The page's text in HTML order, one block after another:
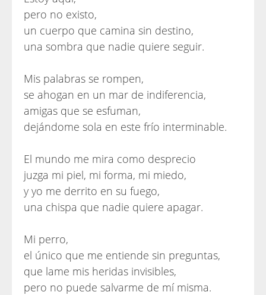
pero no existo,
un cuerpo que camina sin destino,
una sombra que nadie quiere seguir.
Mis palabras se rompen,
se ahogan en un mar de indiferencia,
amigas que se esfuman,
dejándome sola en este frío interminable.
El mundo me mira como desprecio
juzga mi piel, mi forma, mi miedo,
y yo me derrito en su fuego,
una chispa que nadie quiere apagar.
Mi perro,
el único que me entiende sin preguntas,
que lame mis heridas invisibles,
pero no puede salvarme de mí misma.